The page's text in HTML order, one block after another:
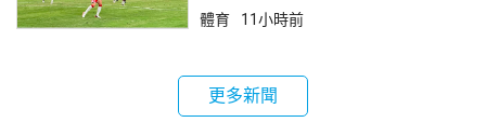
體育 11小時前
更多新聞